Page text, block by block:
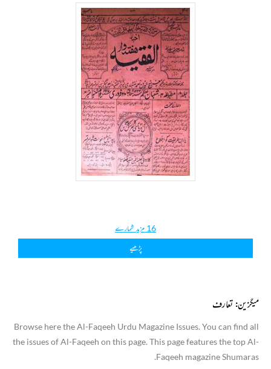
16 مزید شمارے
پڑھیے
میگزین: تعارف
Browse here the Al-Faqeeh Urdu Magazine Issues. You can find all
the issues of Al-Faqeeh on this page. This page features the top Al-
Faqeeh magazine Shumaras.